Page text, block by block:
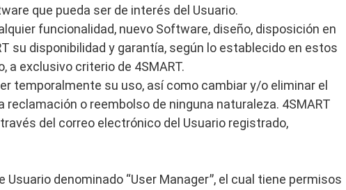
que pueda ser de interés del Usuario.
funcionalidad, nuevo Software, diseño, disposición en
su disponibilidad y garantía, según lo establecido en estos
exclusivo criterio de 4SMART.
temporalmente su uso, así como cambiar y/o eliminar el
o reembolso de ninguna naturaleza. 4SMART
del correo electrónico del Usuario registrado,
denominado “User Managerˮ, el cual tiene permisos